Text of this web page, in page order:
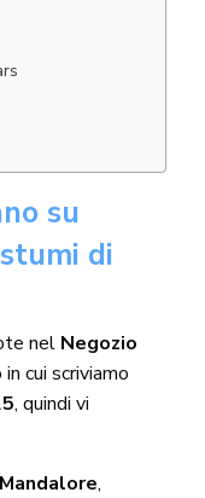
su
di
nel Negozio
cui scriviamo
, quindi vi
,